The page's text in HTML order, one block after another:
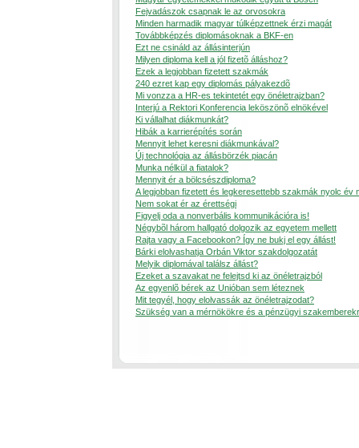
Fejvadászok csapnak le az orvosokra
Minden harmadik magyar túlképzettnek érzi magát
Továbbképzés diplomásoknak a BKF-en
Ezt ne csináld az állásinterjún
Milyen diploma kell a jól fizetõ álláshoz?
Ezek a legjobban fizetett szakmák
240 ezret kap egy diplomás pályakezdõ
Mi vonzza a HR-es tekintetét egy önéletrajzban?
Interjú a Rektori Konferencia leköszönõ elnökével
Ki vállalhat diákmunkát?
Hibák a karrierépítés során
Mennyit lehet keresni diákmunkával?
Új technológia az állásbörzék piacán
Munka nélkül a fiatalok?
Mennyit ér a bölcsészdiploma?
A legjobban fizetett és legkeresettebb szakmák nyolc év
Nem sokat ér az érettségi
Figyelj oda a nonverbális kommunikációra is!
Négybõl három hallgató dolgozik az egyetem mellett
Rajta vagy a Facebookon? Így ne bukj el egy állást!
Bárki elolvashatja Orbán Viktor szakdolgozatát
Melyik diplomával találsz állást?
Ezeket a szavakat ne felejtsd ki az önéletrajzból
Az egyenlõ bérek az Unióban sem léteznek
Mit tegyél, hogy elolvassák az önéletrajzodat?
Szükség van a mérnökökre és a pénzügyi